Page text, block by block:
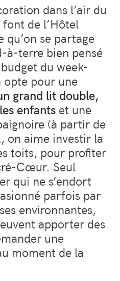
dans l’air du
de l’Hôtel
qu’on se partage
à-terre bien pensé
du week-
pour une
grand lit double,
enfants et une
(à partir de
on aime investir la
toits, pour profiter
Cœur. Seul
qui ne s’endort
parfois par
environnantes,
apporter des
une
moment de la